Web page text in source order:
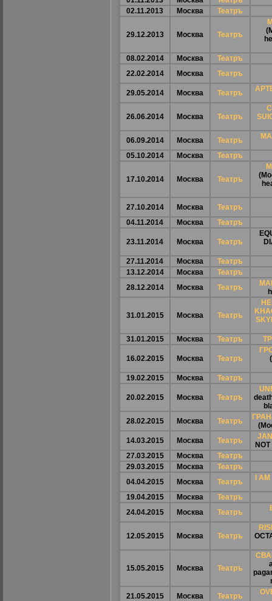
02.11.2013
Москва Театръ
29.12.2013 Москва Театръ
08.02.2014 Москва
Театръ
22.02.2014
Москва Театръ
29.05.2014 Москва Театръ
26.06.2014 Москва Театръ
06.09.2014 Москва Театръ
05.10.2014 Москва Театръ
17.10.2014 Москва Театръ
27.10.2014 Москва
Театръ
04.11.2014
Москва Театръ
23.11.2014 Москва Театръ
27.11.2014 Москва
Театръ
13.12.2014
Москва
Театръ
28.12.2014
Москва Театръ
31.01.2015 Москва Театръ
31.01.2015 Москва Театръ
16.02.2015 Москва Театръ
19.02.2015 Москва Театръ
20.02.2015 Москва Театръ
28.02.2015
Москва Театръ
14.03.2015
Москва Театръ
27.03.2015
Москва
Театръ
29.03.2015
Москва
Театръ
04.04.2015
Москва Театръ I
19.04.2015 Москва
Театръ
24.04.2015
Москва Театръ
12.05.2015 Москва Театръ
15.05.2015 Москва Театръ
21.05.2015
Москва Театръ